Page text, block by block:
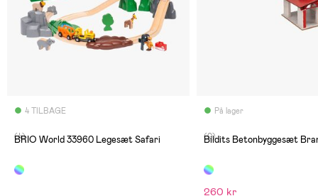
4 TILBAGE
(4)
BRIO World 33960 Legesæt Safari
På lager
(0)
Bildits Betonbyggesæt
260 kr